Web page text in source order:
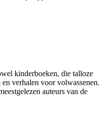
kinderboeken, die talloze
verhalen voor volwassenen.
auteurs van de